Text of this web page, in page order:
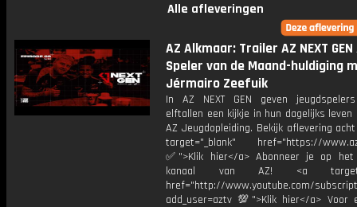
Alle afleveringen
AZ Alkmaar: Trailer AZ NEXT
Speler van de Maand-huldiging
Jérmairo Zeefuik
In AZ NEXT GEN geven
elftallen een kijkje in hun dagelijks leven
AZ Jeugdopleiding. Bekijk aflevering
target="_blank" href="https://
✅">Klik hier</a> Abonneer je op het
kanaal van AZ! <a
href="http://www.youtube.com/
add_user=aztv 💯">Klik hier</a> Voor